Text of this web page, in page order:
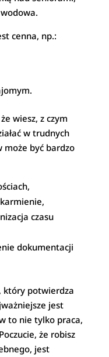
cenna, np.:
wiesz, z czym
w trudnych
może być bardzo
czasu
dokumentacji
potwierdza
jest
to nie tylko praca,
że robisz
jest